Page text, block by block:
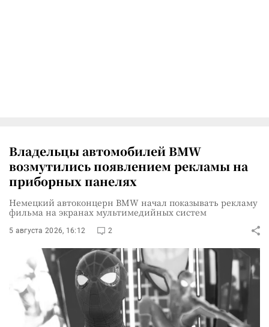
Владельцы автомобилей BMW
возмутились появлением рекламы на
приборных панелях
Немецкий автоконцерн BMW начал показывать рекламу
фильма на экранах мультимедийных систем
5 августа 2026, 16:12 2